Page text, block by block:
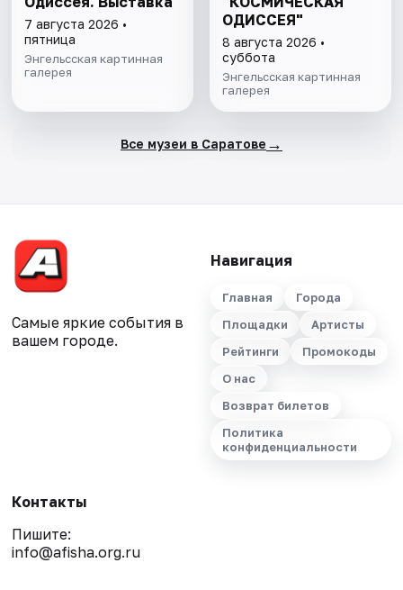
7 августа 2026 •
пятница
Энгельсская картинная
галерея
ОДИССЕЯ"
8 августа 2026 •
суббота
Энгельсская картинная
галерея
Все музеи в Саратове →
Самые яркие события в
вашем городе.
Навигация
Главная
Города
Площадки
Артисты
Рейтинги
Промокоды
О нас
Возврат билетов
Политика
конфиденциальности
Контакты
Пишите:
info@afisha.org.ru